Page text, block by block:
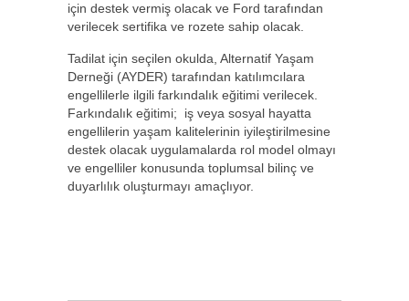
için destek vermiş olacak ve Ford tarafından
verilecek sertifika ve rozete sahip olacak.
Tadilat için seçilen okulda, Alternatif Yaşam
Derneği (AYDER) tarafından katılımcılara
engellilerle ilgili farkındalık eğitimi verilecek.
Farkındalık eğitimi; iş veya sosyal hayatta
engellilerin yaşam kalitelerinin iyileştirilmesine
destek olacak uygulamalarda rol model olmayı
ve engelliler konusunda toplumsal bilinç ve
duyarlılık oluşturmayı amaçlıyor.